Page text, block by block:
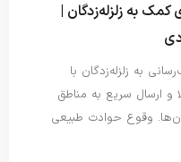
به زلزله‌زدگان |
به زلزله‌زدگان با
و ارسال سریع به مناطق
وقوع حوادث طبیعی